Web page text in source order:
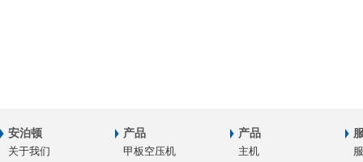
安泊顿
关于我们
产品
甲板空压机
产品
主机